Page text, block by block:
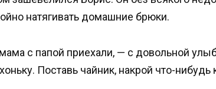
натягивать домашние брюки.
с папой приехали, — с довольной
Поставь чайник, накрой что-нибудь